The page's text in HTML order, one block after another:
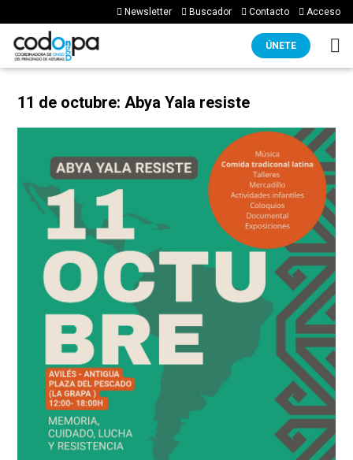
Newsletter Buscador Contacto Acceso
ÚNETE
11 de octubre: Abya Yala resiste